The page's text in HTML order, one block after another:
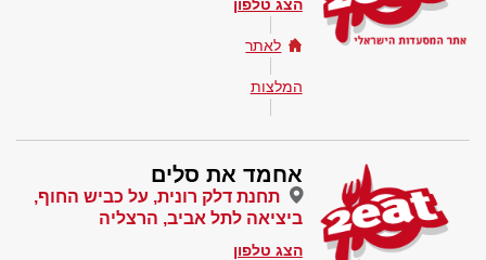
הצג טלפון
לאתר
המלצות
אחמד את סלים
תחנת דלק רונית, על כביש החוף,
ביציאה לתל אביב, הרצליה
הצג טלפון